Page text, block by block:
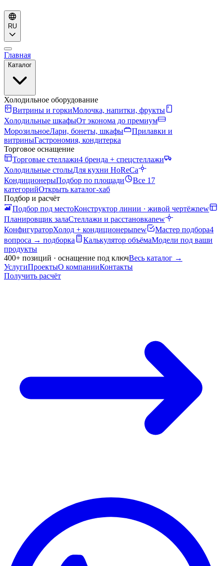
RU
Главная
Каталог
Холодильное оборудование
Витрины и горкиМолочка, напитки, фрукты
Холодильные шкафыОт эконома до премиум
МорозильноеЛари, бонеты, шкафы
Прилавки и
витриныГастрономия, кондитерка
Торговое оснащение
Торговые стеллажи4 бренда + спецстеллажи
Холодильные столыДля кухни HoReCa
КондиционерыПодбор по площади
Все 17
категорийОткрыть каталог-хаб
Подбор и расчёт
Подбор под местоКонструктор линии · живой чертёжnew
Планировщик залаСтеллажи и расстановкаnew
КонфигураторХолод + кондиционерыnew Мастер подбора4
вопроса → подборка
Калькулятор объёмаМодели под ваши
продукты
400+ позиций · оснащение под ключВесь каталог →
УслугиПроектыО компанииКонтакты
Получить расчёт